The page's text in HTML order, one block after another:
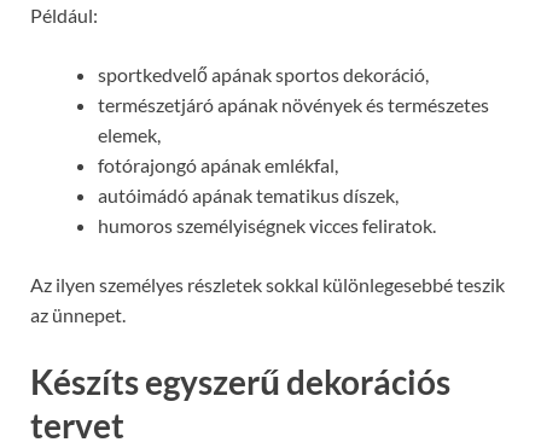
Például:
sportkedvelő apának sportos dekoráció,
természetjáró apának növények és természetes
elemek,
fotórajongó apának emlékfal,
autóimádó apának tematikus díszek,
humoros személyiségnek vicces feliratok.
Az ilyen személyes részletek sokkal különlegesebbé teszik
az ünnepet.
Készíts egyszerű dekorációs
tervet